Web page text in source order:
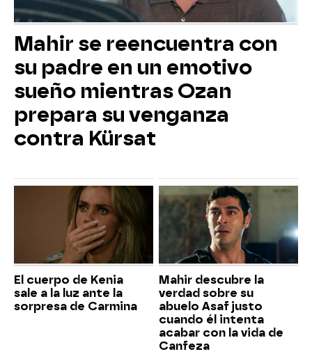
Mahir se reencuentra con
su padre en un emotivo
sueño mientras Ozan
prepara su venganza
contra Kürsat
El cuerpo de Kenia
sale a la luz ante la
sorpresa de Carmina
Mahir descubre la
verdad sobre su
abuelo Asaf justo
cuando él intenta
acabar con la vida de
Canfeza